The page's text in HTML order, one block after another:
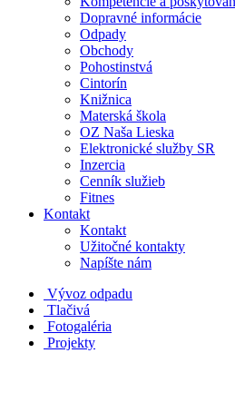
Dopravné informácie
Odpady
Obchody
Pohostinstvá
Cintorín
Knižnica
Materská škola
OZ Naša Lieska
Elektronické služby SR
Inzercia
Cenník služieb
Fitnes
Kontakt
Kontakt
Užitočné kontakty
Napíšte nám
Vývoz odpadu
Tlačivá
Fotogaléria
Projekty